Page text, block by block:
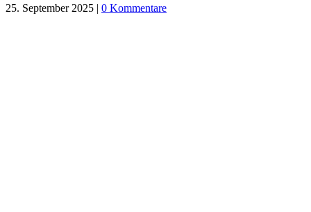
25. September 2025 | 0 Kommentare